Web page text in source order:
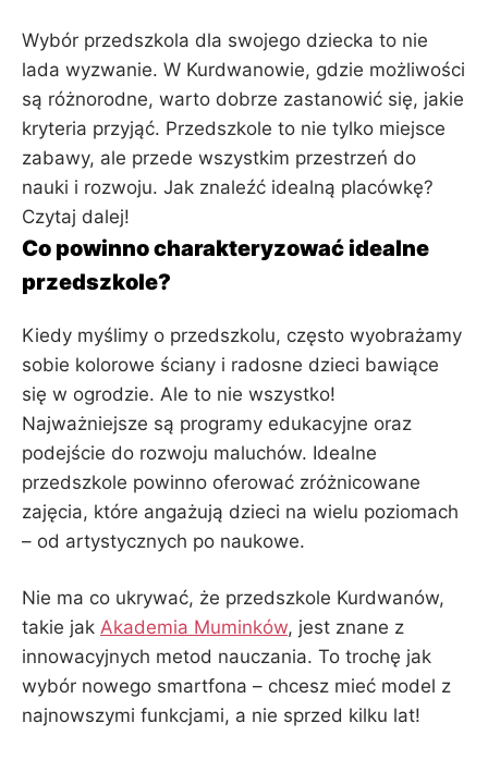
Wybór przedszkola dla swojego dziecka to nie
lada wyzwanie. W Kurdwanowie, gdzie możliwości
są różnorodne, warto dobrze zastanowić się, jakie
kryteria przyjąć. Przedszkole to nie tylko miejsce
zabawy, ale przede wszystkim przestrzeń do
nauki i rozwoju. Jak znaleźć idealną placówkę?
Czytaj dalej!
Co powinno charakteryzować idealne
przedszkole?
Kiedy myślimy o przedszkolu, często wyobrażamy
sobie kolorowe ściany i radosne dzieci bawiące
się w ogrodzie. Ale to nie wszystko!
Najważniejsze są programy edukacyjne oraz
podejście do rozwoju maluchów. Idealne
przedszkole powinno oferować zróżnicowane
zajęcia, które angażują dzieci na wielu poziomach
– od artystycznych po naukowe.
Nie ma co ukrywać, że przedszkole Kurdwanów,
takie jak Akademia Muminków, jest znane z
innowacyjnych metod nauczania. To trochę jak
wybór nowego smartfona – chcesz mieć model z
najnowszymi funkcjami, a nie sprzed kilku lat!